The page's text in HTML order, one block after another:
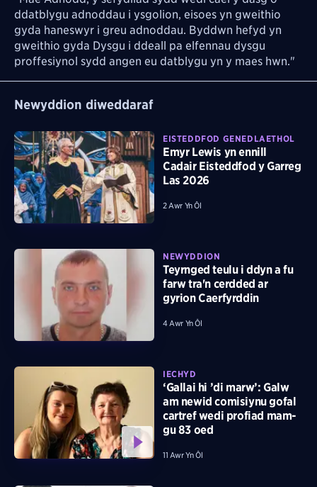
ddatblygu adnoddau i ysgolion, eisoes yn gweithio
gyda haneswyr i greu adnoddau. Byddwn hefyd yn
gweithio gyda Dysgu i ddeall pa elfennau dysgu
proffesiynol sydd angen eu datblygu yn y maes hwn."
Newyddion diweddaraf
EISTEDDFOD GENEDLAETHOL
Emyr Lewis yn ennill
Cadair Eisteddfod y Garreg
Las 2026
2 Awr Yn Ôl
NEWYDDION
Teyrnged teulu i ddyn a fu
farw tra'n cerdded ar
gyrion Caerfyrddin
4 Awr Yn Ôl
IECHYD
‘Gallai hi ’di marw’: Galw
am newid comisiynu gofal
cartref wedi profiad mam-
gu 83 oed
11 Awr Yn Ôl